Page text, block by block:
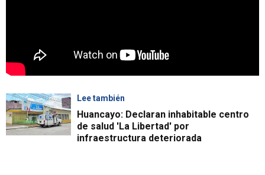
Lee también
Huancayo: Declaran inhabitable centro
de salud 'La Libertad' por
infraestructura deteriorada